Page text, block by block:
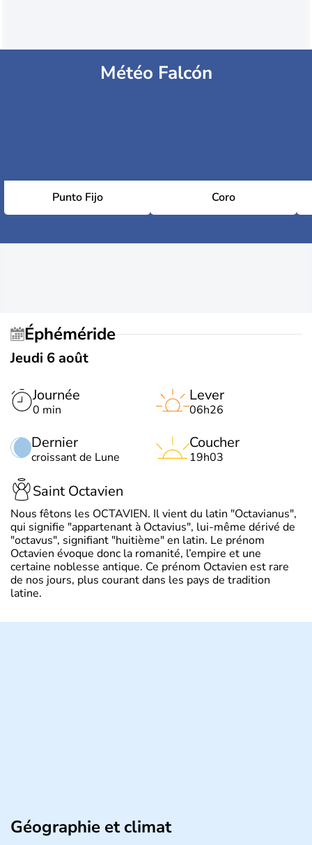
Météo Falcón
Punto Fijo Coro
Éphéméride
Jeudi 6 août
Journée
0 min
Dernier
croissant de Lune
Lever
06h26
Coucher
19h03
Saint Octavien
Nous fêtons les OCTAVIEN. Il vient du latin "Octavianus",
qui signifie "appartenant à Octavius", lui-même dérivé de
"octavus", signifiant "huitième" en latin. Le prénom
Octavien évoque donc la romanité, l’empire et une
certaine noblesse antique. Ce prénom Octavien est rare
de nos jours, plus courant dans les pays de tradition
latine.
Géographie et climat